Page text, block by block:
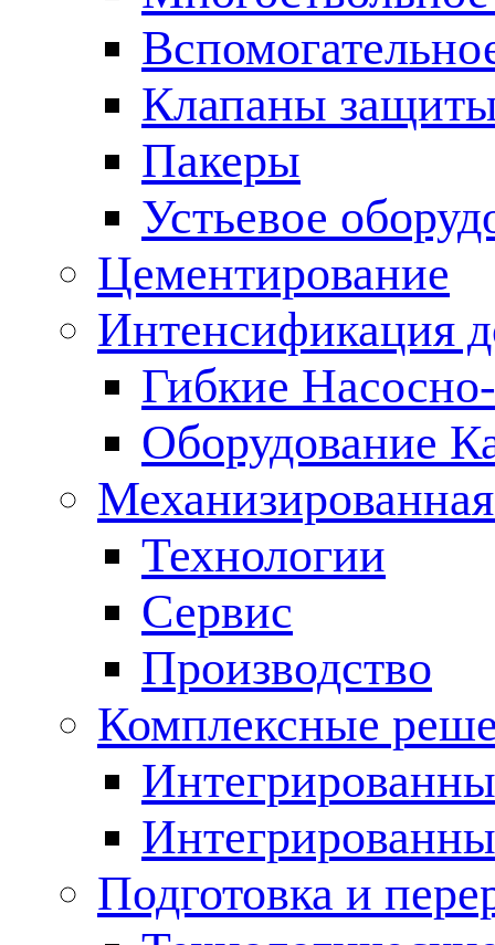
Клапаны
Пакеры
Устьевое
Цементирование
Интенсификация
Гибкие
Оборудование
Технологии
Сервис
Производство
Комплексные
Подготовка и